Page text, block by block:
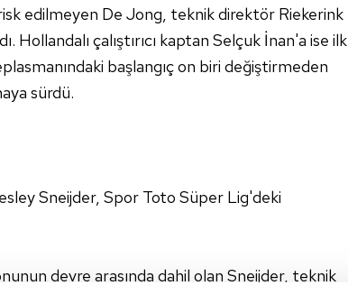
edilmeyen De Jong, teknik direktör Riekerink
Hollandalı çalıştırıcı kaptan Selçuk İnan'a ise ilk
başlangıç on biri değiştirmeden
sürdü.
Sneijder, Spor Toto Süper Lig'deki
devre arasında dahil olan Sneijder, teknik